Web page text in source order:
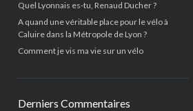
Quel Lyonnais es-tu, Renaud Ducher ?
A quand une véritable place pour le vélo à
Caluire dans la Métropole de Lyon ?
Comment je vis ma vie sur un vélo
Derniers Commentaires